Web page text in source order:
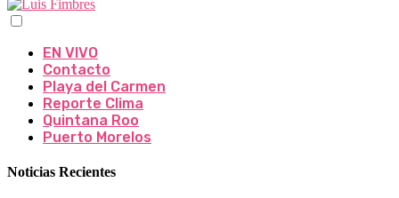
EN VIVO
Contacto
Playa del Carmen
Reporte Clima
Quintana Roo
Puerto Morelos
Noticias Recientes